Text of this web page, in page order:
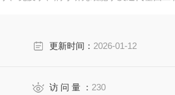
更新时间： 2026-01-12
访 问 量 ： 230